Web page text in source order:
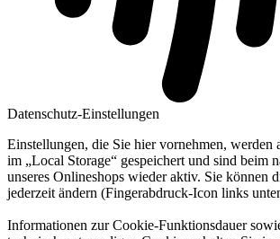
Datenschutz-Einstellungen
Einstellungen, die Sie hier vornehmen, werden
im „Local Storage“ gespeichert und sind beim
unseres Onlineshops wieder aktiv. Sie können
jederzeit ändern (Fingerabdruck-Icon links
Informationen zur Cookie-Funktionsdauer